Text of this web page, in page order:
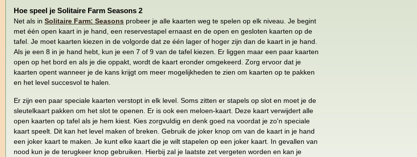
Hoe speel je Solitaire Farm Seasons 2
Net als in Solitaire Farm: Seasons probeer je alle kaarten weg te spelen op elk niveau. Je begint
met één open kaart in je hand, een reservestapel ernaast en de open en gesloten kaarten op de
tafel. Je moet kaarten kiezen in de volgorde dat ze één lager of hoger zijn dan de kaart in je hand.
Als je een 8 in je hand hebt, kun je een 7 of 9 van de tafel kiezen. Er liggen maar een paar kaarten
open op het bord en als je die oppakt, wordt de kaart eronder omgekeerd. Zorg ervoor dat je
kaarten opent wanneer je de kans krijgt om meer mogelijkheden te zien om kaarten op te pakken
en het level succesvol te halen.
Er zijn een paar speciale kaarten verstopt in elk level. Soms zitten er stapels op slot en moet je de
sleutelkaart pakken om het slot te openen. Er is ook een meloen-kaart. Deze kaart verwijdert alle
open kaarten op tafel als je hem kiest. Kies zorgvuldig en denk goed na voordat je zo'n speciale
kaart speelt. Dit kan het level maken of breken. Gebruik de joker knop om van de kaart in je hand
een joker kaart te maken. Je kunt elke kaart die je wilt stapelen op een joker kaart. In gevallen van
nood kun je de terugkeer knop gebruiken. Hierbij zal je laatste zet vergeten worden en kan je